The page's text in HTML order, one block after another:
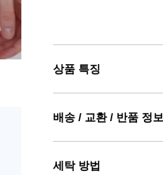
상품 특징
배송 / 교환 / 반품 정보
세탁 방법